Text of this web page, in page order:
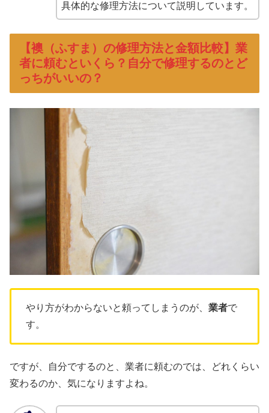
具体的な修理方法について説明しています。
【襖（ふすま）の修理方法と金額比較】業
者に頼むといくら？自分で修理するのとど
っちがいいの？
やり方がわからないと頼ってしまうのが、 業者で
す。
ですが、自分でするのと、業者に頼むのでは、どれくらい
変わるのか、気になりますよね。